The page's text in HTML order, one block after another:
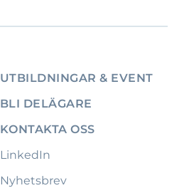
UTBILDNINGAR & EVENT
BLI DELÄGARE
KONTAKTA OSS
LinkedIn
Nyhetsbrev